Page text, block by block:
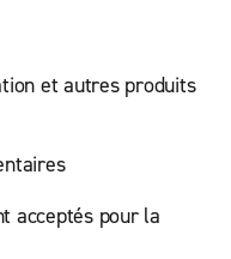
et autres produits
acceptés pour la